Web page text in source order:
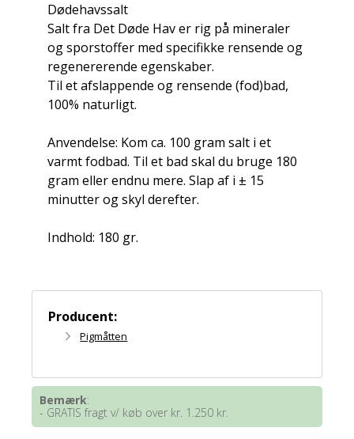
Dødehavssalt
Salt fra Det Døde Hav er rig på mineraler
og sporstoffer med specifikke rensende og
regenererende egenskaber.
Til et afslappende og rensende (fod)bad,
100% naturligt.
Anvendelse: Kom ca. 100 gram salt i et
varmt fodbad. Til et bad skal du bruge 180
gram eller endnu mere. Slap af i ± 15
minutter og skyl derefter.
Indhold: 180 gr.
Producent:
Pigmåtten
Bemærk:
- GRATIS fragt v/ køb over kr. 1.250 kr.